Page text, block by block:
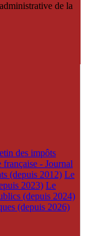
de la
des impôts
française - Journal
(depuis 2012) Le
2023) Le
(depuis 2024)
(depuis 2026)